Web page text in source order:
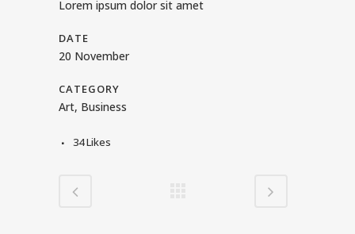
Lorem ipsum dolor sit amet
DATE
20 November
CATEGORY
Art, Business
34Likes